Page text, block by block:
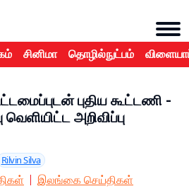
சினிமா தொழில்நுட்பம்
புதிய கூட்டணி -
வெளியிட்ட அறிவிப்பு
Rilvin Silva
இலங்கை செய்திகள்